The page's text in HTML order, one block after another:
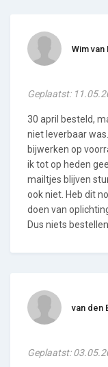
Wim van
Geplaatst:
30 april besteld,
niet leverbaar
bijwerken op
ik tot op heden
mailtjes blijven
ook niet. Heb dit
doen van
Dus niets
van den
Geplaatst: